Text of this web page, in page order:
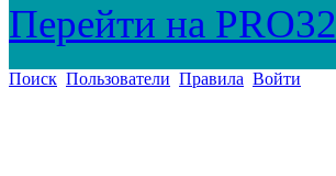
Перейти на PRO32
Поиск Пользователи Правила Войти